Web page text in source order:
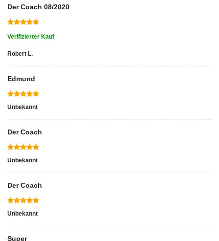
Der Coach 08/2020
Verifizierter Kauf
Robert L.
Edmund
Unbekannt
Der Coach
Unbekannt
Der Coach
Unbekannt
Super